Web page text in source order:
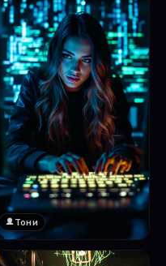
Тони